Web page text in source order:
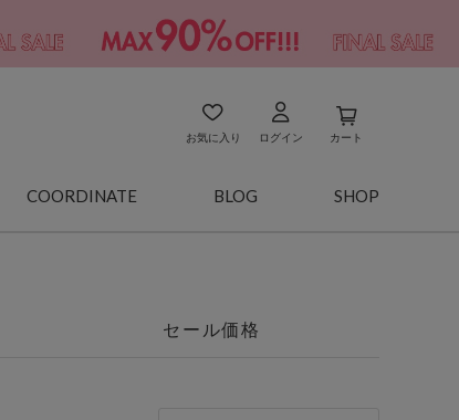
お気に入り ログイン カート
COORDINATE BLOG SHOP
セール価格